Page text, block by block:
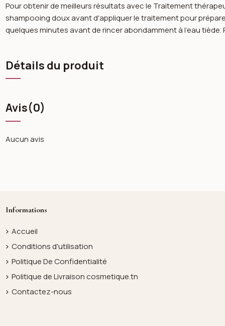
Pour obtenir de meilleurs résultats avec le Traitement
shampooing doux avant d'appliquer le traitement pour
quelques minutes avant de rincer abondamment à l'eau
Détails du produit
Avis(0)
Aucun avis
Informations
Accueil
Conditions d'utilisation
Politique De Confidentialité
Politique de Livraison cosmetique.tn
Contactez-nous